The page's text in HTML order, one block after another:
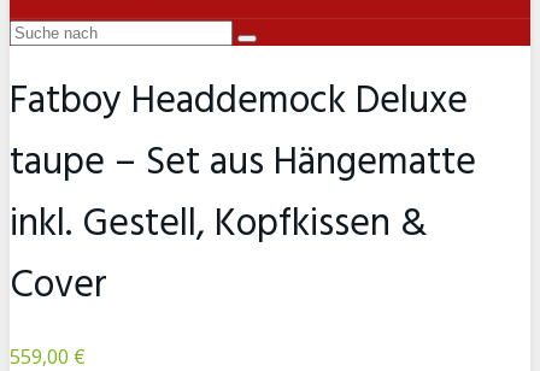
Fatboy Headdemock Deluxe
taupe – Set aus Hängematte
inkl. Gestell, Kopfkissen &
Cover
559,00 €